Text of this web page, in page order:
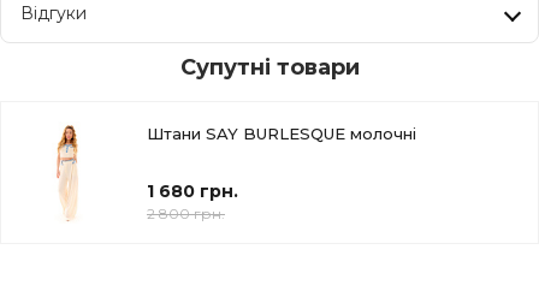
Відгуки
Супутні товари
Штани SAY BURLESQUE молочні
1 680 грн.
2 800 грн.